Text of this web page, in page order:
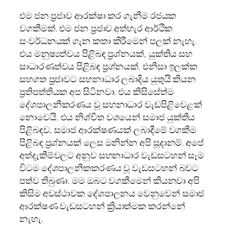
එම ජන ප්‍රජාව ආරක්ෂා කර ගැනීම රජයක
වගකීමක්. එම ජන ප්‍රජාව අත්හැර ආර්ථික
සංවර්ධනයක් ගැන කතා කිරීමෙන් පලක් නැහැ.
එය මනුෂ්‍යත්වය පිළිබඳ ප්‍රශ්නයක්, යුක්තිය සහ
සාධාරණත්වය පිළිබඳ ප්‍රශ්නයක්. එනිසා ඉලක්ක
සහගත ප්‍රජාවට සහනාධාර ලබාදිය යුතුයි කියන
ප්‍රතිපත්තියක අප සිටිනවා. එය කිසිසේත්ම
දේශපාලනීකරණය වූ සහනාධාර වැඩපිළිවෙළක්
නොවෙයි. එය නිශ්චිත වශයෙන් සමාජ යුක්තිය
පිළිබඳව, සමාජ ආරක්ෂණයක් ලබාදීමේ වගකීම
පිළිබඳ ප්‍රශ්නයක් ලෙස මනින්න අපි සූදානම්. අපේ
අත්දැකීම්වලට අනුව සහනාධාර වැඩසටහන් සෑම
විටම දේශපාලනිකකරණය වූ වැඩසටහන් බවට
පත්ව තිබුණා. මම ඔබට වගකීමෙන් කියනවා අපි
කිසිම අවස්ථාවක දේශපාලනය වෙනුවෙන් සමාජ
ආරක්ෂණ වැඩසටහන් ක්‍රියාත්මක කරන්නේ
නැහැ.